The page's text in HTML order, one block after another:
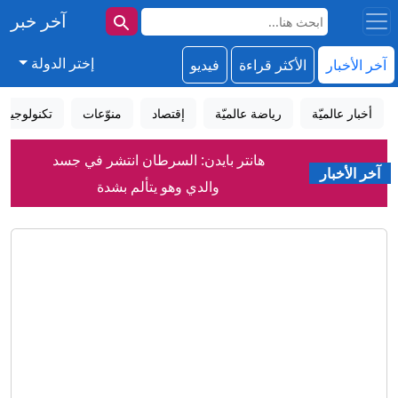
آخر خبر
آخر الأخبار الأكثر قراءة فيديو إختر الدولة
أخبار عالميّة رياضة عالميّة إقتصاد منوّعات تكنولوجيا
آخر الأخبار
هانتر بايدن: السرطان انتشر في جسد
والدي وهو يتألم بشدة
غولدمان ساكس: سعر النفط قد يقفز إلى
120 دولارا في هذه الحالة